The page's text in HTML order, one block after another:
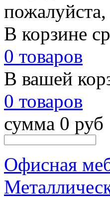
пожалуйста,
В корзине
0 товаров
В вашей
0 товаров
сумма 0 руб
Офисная